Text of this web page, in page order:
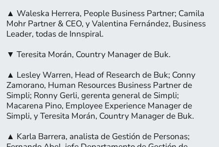
▲ Waleska Herrera, People Business Partner; Camila
Mohr Partner & CEO, y Valentina Fernández, Business
Leader, todas de Innspiral.
▼ Teresita Morán, Country Manager de Buk.
▲ Lesley Warren, Head of Research de Buk; Conny
Zamorano, Human Resources Business Partner de
Simpli; Ronny Gerli, gerenta general de Simpli;
Macarena Pino, Employee Experience Manager de
Simpli, y Teresita Morán, Country Manager de Buk.
▲ Karla Barrera, analista de Gestión de Personas;
Página:
9